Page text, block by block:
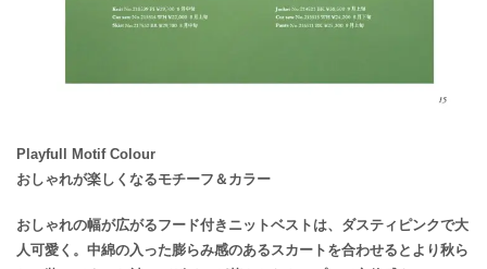
Playfull Motif Colour
おしゃれが楽しくなるモチーフ＆カラー
おしゃれの幅が広がるフード付きニットベストは、ダスティピンクで大
人可愛く。中綿の入った膨らみ感のあるスカートを合わせるとより秋ら